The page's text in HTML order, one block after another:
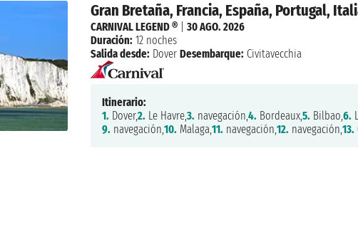
Gran Bretaña, Francia, España, Portugal,
CARNIVAL LEGEND ®| 30 AGO. 2026
Duración: 12 noches
Salida desde: Dover Desembarque: Civitavecchia
Itinerario:
1. Dover,2. Le Havre,3. navegación,4. Bordeaux,5. Bilbao,6.
9. navegación,10. Malaga,11. navegación,12. navegación,13.